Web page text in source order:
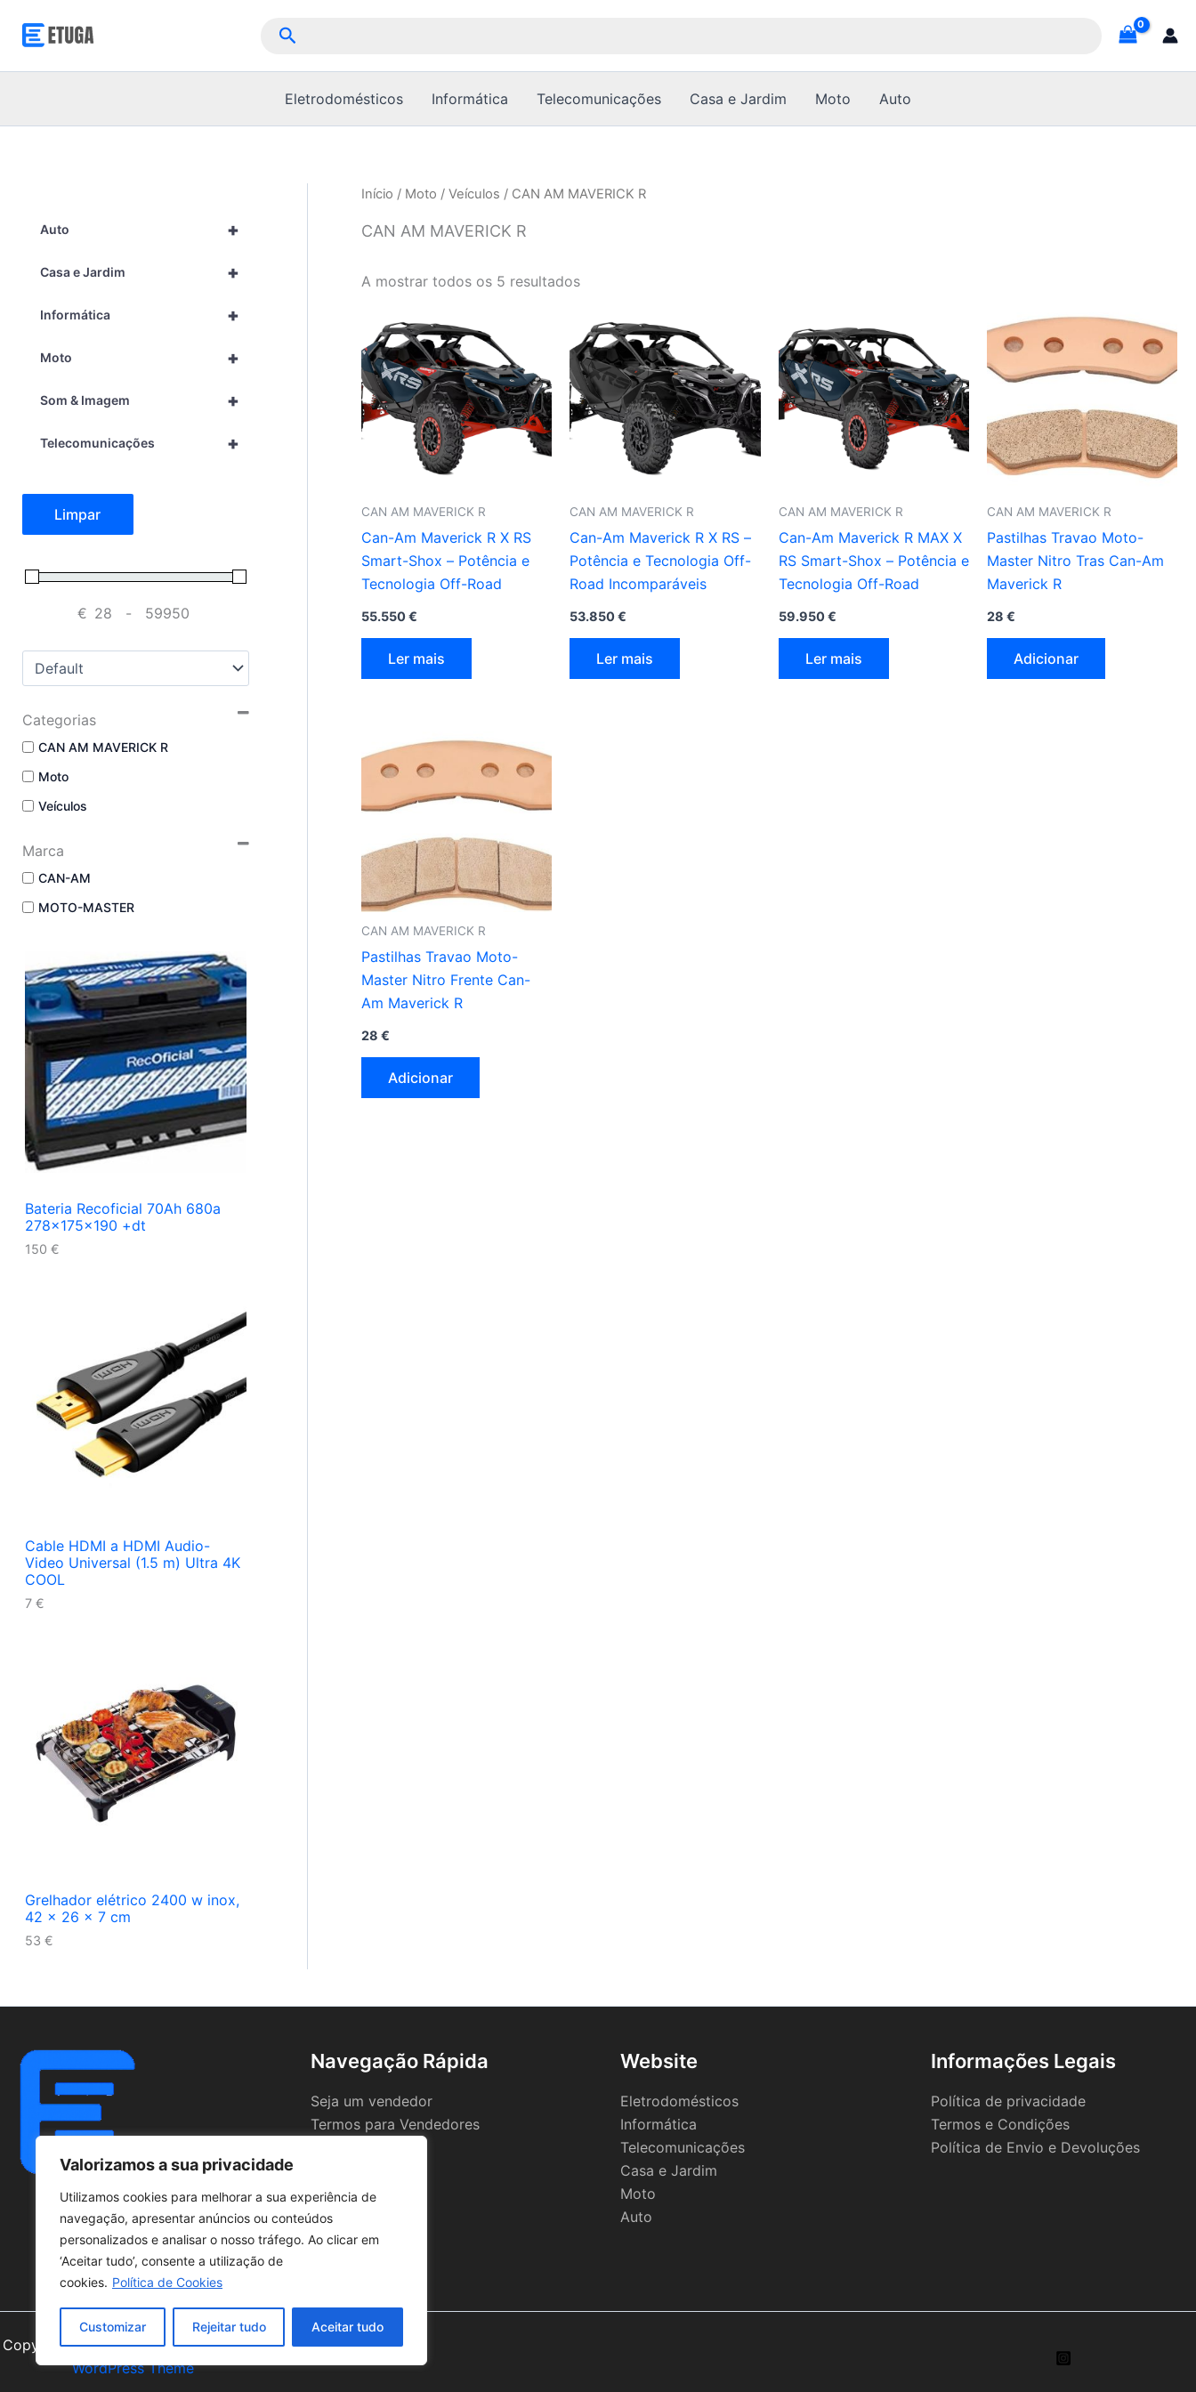
Valorizamos a sua privacidade
Utilizamos cookies para melhorar a sua experiência de
navegação, apresentar anúncios ou conteúdos
personalizados e analisar o nosso tráfego. Ao clicar em
‘Aceitar tudo’, consente a utilização de
cookies. Política de Cookies
Customizar Rejeitar tudo Aceitar tudo
Pesquisar
Eletrodomésticos Informática Telecomunicações Casa e Jardim Moto Auto
+
Auto
+
Casa e Jardim
+
Informática
+
Moto
+
Som & Imagem
+
Telecomunicações
Limpar
€ Minimum Price
- Maximum Price
Categorias
CAN AM MAVERICK R
Moto
Veículos
Marca
CAN-AM
MOTO-MASTER
Bateria Recoficial 70Ah 680a
278x175x190 +dt
150 €
Cable HDMI a HDMI Audio-
Video Universal (1.5 m) Ultra 4K
COOL
7 €
Grelhador elétrico 2400 w inox,
42 x 26 x 7 cm
53 €
Início / Moto / Veículos / CAN AM MAVERICK R
CAN AM MAVERICK R
A mostrar todos os 5 resultados
CAN AM MAVERICK R
Can-Am Maverick R X RS
Smart-Shox – Potência e
Tecnologia Off-Road
55.550€
Ler mais
CAN AM MAVERICK R
Can-Am Maverick R X RS –
Potência e Tecnologia Off-
Road Incomparáveis
53.850€
Ler mais
CAN AM MAVERICK R
Can-Am Maverick R MAX X
RS Smart-Shox – Potência e
Tecnologia Off-Road
59.950€
Ler mais
CAN AM MAVERICK R
Pastilhas Travao Moto-
Master Nitro Tras Can-Am
Maverick R
28 €
Adicionar
CAN AM MAVERICK R
Pastilhas Travao Moto-
Master Nitro Frente Can-
Am Maverick R
28 €
Adicionar
Navegação Rápida
Seja um vendedor
Termos para Vendedores
Website
Eletrodomésticos
Informática
Telecomunicações
Casa e Jardim
Moto
Auto
Informações Legais
Política de privacidade
Termos e Condições
Política de Envio e Devoluções
Copyright © 2026 | Powered byAstra
WordPress Theme